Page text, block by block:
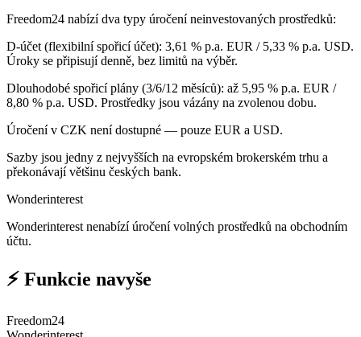
Freedom24 nabízí dva typy úročení neinvestovaných prostředků:
D-účet (flexibilní spořicí účet): 3,61 % p.a. EUR / 5,33 % p.a. USD.
Úroky se připisují denně, bez limitů na výběr.
Dlouhodobé spořicí plány (3/6/12 měsíců): až 5,95 % p.a. EUR /
8,80 % p.a. USD. Prostředky jsou vázány na zvolenou dobu.
Úročení v CZK není dostupné — pouze EUR a USD.
Sazby jsou jedny z nejvyšších na evropském brokerském trhu a
překonávají většinu českých bank.
Wonderinterest
Wonderinterest nenabízí úročení volných prostředků na obchodním
účtu.
⚡ Funkcie navyše
Freedom24